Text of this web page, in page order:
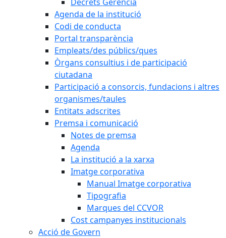
Agenda de la institució
Codi de conducta
Portal transparència
Empleats/des públics/ques
Òrgans consultius i de participació
ciutadana
Participació a consorcis, fundacions i altres
organismes/taules
Entitats adscrites
Premsa i comunicació
Notes de premsa
Agenda
La institució a la xarxa
Imatge corporativa
Manual Imatge corporativa
Tipografia
Marques del CCVOR
Cost campanyes institucionals
Acció de Govern